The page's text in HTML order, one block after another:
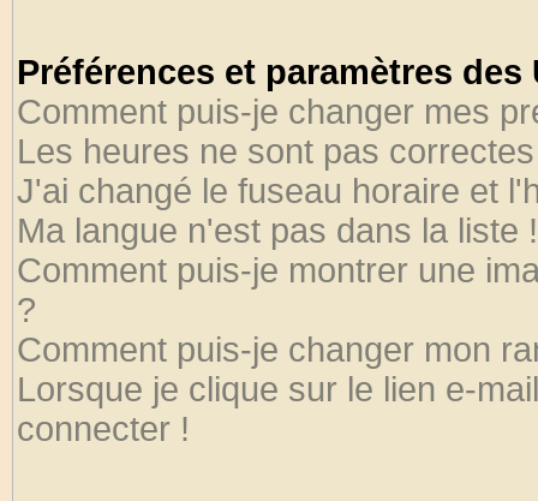
Préférences et paramètres
Comment puis-je changer mes
Les heures ne sont pas
J'ai changé le fuseau horaire et
Ma langue n'est pas dans la liste !
Comment puis-je montrer une
?
Comment puis-je changer mon
Lorsque je clique sur le lien e-
connecter !